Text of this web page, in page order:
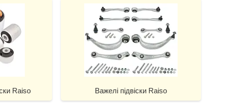
Raiso Важелі підвіски Raiso